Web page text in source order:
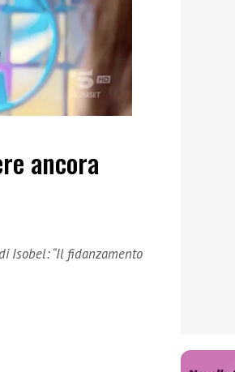
ancora
Isobel: “Il fidanzamento